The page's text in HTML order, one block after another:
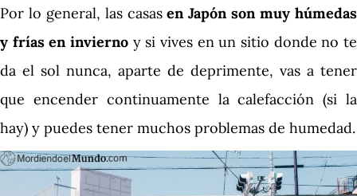
Por lo general, las casasen Japón son muy húmedas
y frías en invierno y si vives en un sitio donde no te
da el sol nunca, aparte de deprimente, vas a tener
que encender continuamente la calefacción (si la
hay) y puedes tener muchos problemas de humedad.